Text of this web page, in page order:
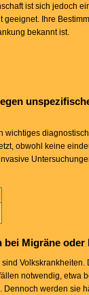
ist sich jedoch
geeignet. Ihre
bekannt ist.
wichtiges
obwohl keine
bei Migräne
Volkskrankheiten.
notwendig, etwa
Dennoch werden sie